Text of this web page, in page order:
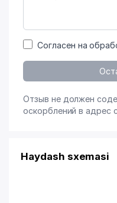
Согласен на
Отзыв не должен
оскорблений в адрес
Haydash sxemasi